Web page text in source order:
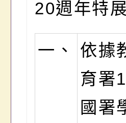
20週年特展
一、
依據
育署
國署